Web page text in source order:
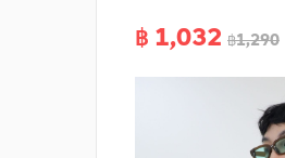
฿ 1,032 ฿1,290